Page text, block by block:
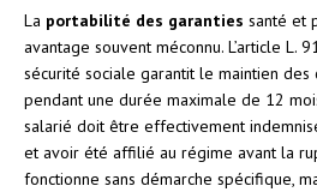
La portabilité des garanties santé et
avantage souvent méconnu. L’article L.
sécurité sociale garantit le maintien
pendant une durée maximale de 12
salarié doit être effectivement
et avoir été affilié au régime avant la
fonctionne sans démarche spécifique,